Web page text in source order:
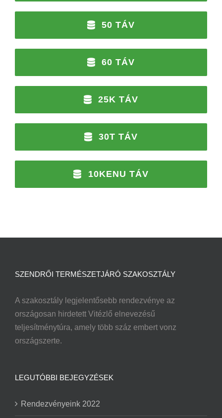
50 TÁV
60 TÁV
25K TÁV
30T TÁV
10KENU TÁV
SZENDRŐI TERMÉSZETJÁRÓ SZAKOSZTÁLY
A szakosztály legjelentősebb rendezvénye az
országosan hirdetett Vitézlő elnevezésű
teljesítménytúra, amely több száz embert vonz
országszerte.
LEGUTÓBBI BEJEGYZÉSEK
Rendezvényeink 2022